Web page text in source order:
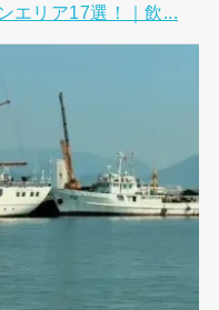
エリア17選！｜飲...